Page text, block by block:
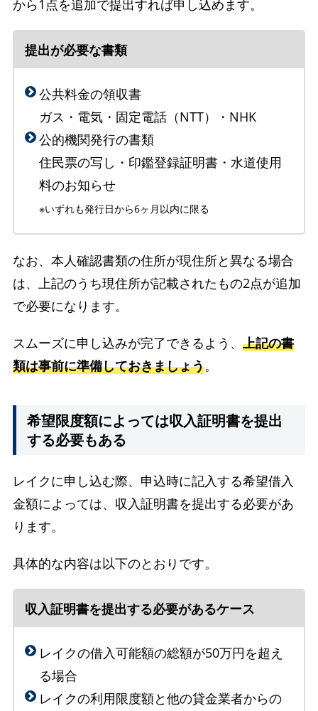
から1点を追加で提出すれば申し込めます。
提出が必要な書類
公共料金の領収書
ガス・電気・固定電話（NTT）・NHK
公的機関発行の書類
住民票の写し・印鑑登録証明書・水道使用
料のお知らせ
※いずれも発行日から6ヶ月以内に限る
なお、本人確認書類の住所が現住所と異なる場合
は、上記のうち現住所が記載されたもの2点が追加
で必要になります。
スムーズに申し込みが完了できるよう、 上記の書
類は事前に準備しておきましょう。
希望限度額によっては収入証明書を提出
する必要もある
レイクに申し込む際、申込時に記入する希望借入
金額によっては、収入証明書を提出する必要があ
ります。
具体的な内容は以下のとおりです。
収入証明書を提出する必要があるケース
レイクの借入可能額の総額が50万円を超え
る場合
レイクの利用限度額と他の貸金業者からの